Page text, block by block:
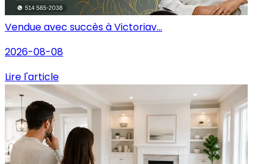
Vendue avec succès à Victoriav...
2026-08-08
Lire l'article